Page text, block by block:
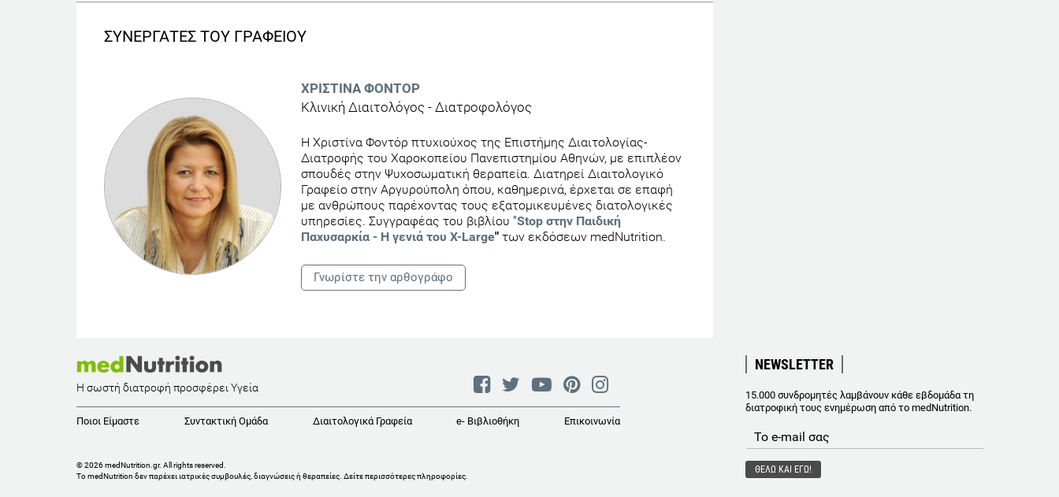
ΣΥΝΕΡΓΑΤΕΣ ΤΟΥ ΓΡΑΦΕΙΟΥ
ΧΡΙΣΤΊΝΑ ΦΟΝΤΌΡ
Κλινική Διαιτολόγος - Διατροφολόγος
H Χριστίνα Φοντόρ πτυχιούχος της Επιστήμης Διαιτολογίας-
Διατροφής του Χαροκοπείου Πανεπιστημίου Αθηνών, με επιπλέον
σπουδές στην Ψυχοσωματική θεραπεία. Διατηρεί Διαιτολογικό
Γραφείο στην Αργυρούπολη όπου, καθημερινά, έρχεται σε επαφή
με ανθρώπους παρέχοντας τους εξατομικευμένες διατολογικές
υπηρεσίες. Συγγραφέας του βιβλίου "Stop στην Παιδική
Παχυσαρκία - Η γενιά του Χ-Large" των εκδόσεων medNutrition.
Γνωρίστε την αρθογράφο
NEWSLETTER
15.000 συνδρομητές λαμβάνουν κάθε εβδομάδα τη
διατροφική τους ενημέρωση από το medNutrition.
Η σωστή διατροφή προσφέρει Υγεία
Ποιοι Είμαστε Συντακτική Ομάδα Διαιτολογικά Γραφεία e- Βιβλιοθήκη Επικοινωνία
© 2026 medNutrition.gr. All rights reserved.
Το medNutrition δεν παρέχει ιατρικές συμβουλές, διαγνώσεις ή θεραπείες. Δείτε περισσότερες πληροφορίες